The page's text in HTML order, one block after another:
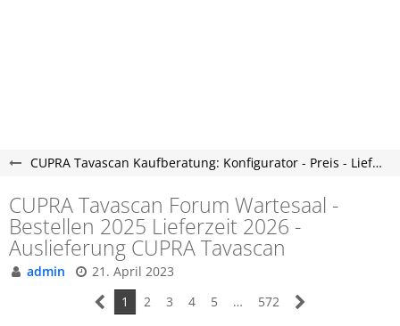
CUPRA Tavascan Kaufberatung: Konfigurator - Preis - Lieferzeit - Tavascan Forum
CUPRA Tavascan Forum Wartesaal -
Bestellen 2025 Lieferzeit 2026 -
Auslieferung CUPRA Tavascan
admin
21. April 2023
1
2 3 4 5 … 572